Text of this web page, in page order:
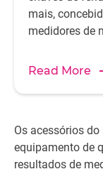
mais,
medidores de
Read More
Os acessórios
equipamento de
resultados de